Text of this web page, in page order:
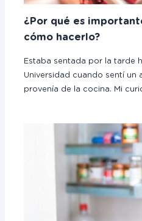
¿Por qué es
cómo hacerlo?
Estaba sentada por la tarde
Universidad cuando sentí un
provenía de la cocina. Mi